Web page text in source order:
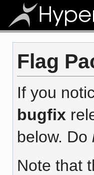
Flag
If you
bugfix
below. Do
Note that